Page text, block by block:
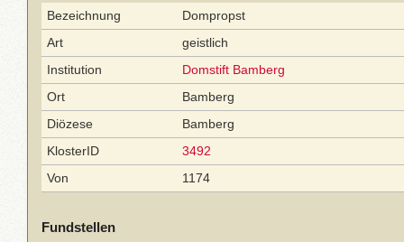
Bezeichnung
Dompropst
Art
geistlich
Institution
Domstift Bamberg
Ort
Bamberg
Diözese
Bamberg
KlosterID
3492
Von
1174
Fundstellen